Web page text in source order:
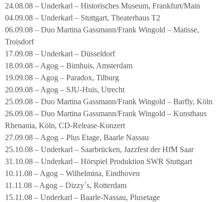
24.08.08 – Underkarl – Historisches Museum, Frankfurt/Main
04.09.08 – Underkarl – Stuttgart, Theaterhaus T2
06.09.08 – Duo Martina Gassmann/Frank Wingold – Matisse,
Troisdorf
17.09.08 – Underkarl – Düsseldorf
18.09.08 – Agog – Bimhuis, Amsterdam
19.09.08 – Agog – Paradox, Tilburg
20.09.08 – Agog – SJU-Huis, Utrecht
25.09.08 – Duo Martina Gassmann/Frank Wingold – Barfly, Köln
26.09.08 – Duo Martina Gassmann/Frank Wingold – Kunsthaus
Rhenania, Köln, CD-Release-Konzert
27.09.08 – Agog – Plus Etage, Baarle Nassau
25.10.08 – Underkarl – Saarbrücken, Jazzfest der HfM Saar
31.10.08 – Underkarl – Hörspiel Produktion SWR Stuttgart
10.11.08 – Agog – Wilhelmina, Eindhoven
11.11.08 – Agog – Dizzy´s, Rotterdam
15.11.08 – Underkarl – Baarle-Nassau, Plusetage